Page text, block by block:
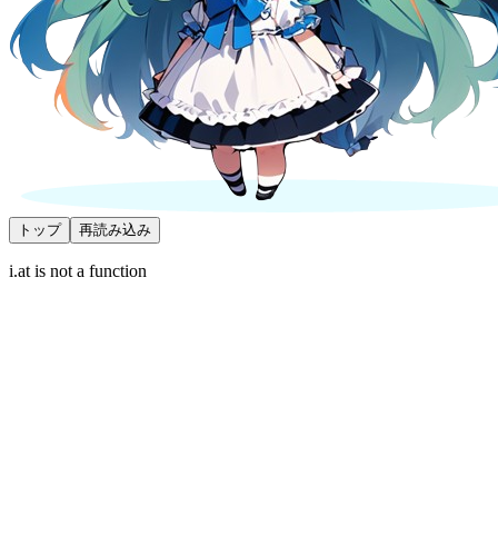
トップ 再読み込み
i.at is not a function